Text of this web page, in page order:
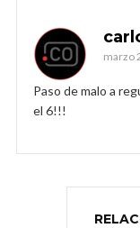
marzo
Paso de malo a
el 6!!!